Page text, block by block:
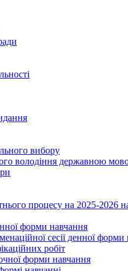
вибору
володіння державною
процесу на 2025-2026
форми навчання
сесії денної
робіт
форми навчання